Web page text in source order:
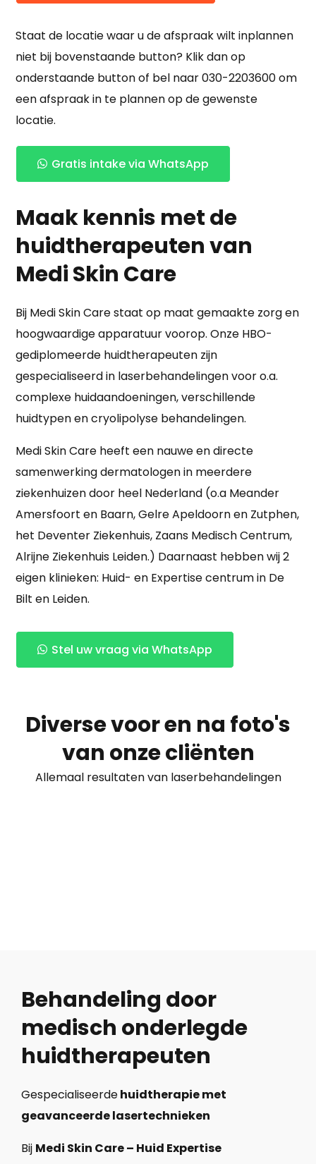
Staat de locatie waar u de afspraak wilt inplannen
niet bij bovenstaande button? Klik dan op
onderstaande button of bel naar 030-2203600 om
een afspraak in te plannen op de gewenste
locatie.
Gratis intake via WhatsApp
Maak kennis met de
huidtherapeuten van
Medi Skin Care
Bij Medi Skin Care staat op maat gemaakte zorg en
hoogwaardige apparatuur voorop. Onze HBO-
gediplomeerde huidtherapeuten zijn
gespecialiseerd in laserbehandelingen voor o.a.
complexe huidaandoeningen, verschillende
huidtypen en cryolipolyse behandelingen.
Medi Skin Care heeft een nauwe en directe
samenwerking dermatologen in meerdere
ziekenhuizen door heel Nederland (o.a Meander
Amersfoort en Baarn, Gelre Apeldoorn en Zutphen,
het Deventer Ziekenhuis, Zaans Medisch Centrum,
Alrijne Ziekenhuis Leiden.) Daarnaast hebben wij 2
eigen klinieken: Huid- en Expertise centrum in De
Bilt en Leiden.
Stel uw vraag via WhatsApp
Diverse voor en na foto's
van onze cliënten
Allemaal resultaten van laserbehandelingen
Behandeling door
medisch onderlegde
huidtherapeuten
Gespecialiseerdehuidtherapie met
geavanceerde lasertechnieken
Bij Medi Skin Care – Huid Expertise